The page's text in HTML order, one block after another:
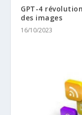
GPT-4
des images
16/10/2023